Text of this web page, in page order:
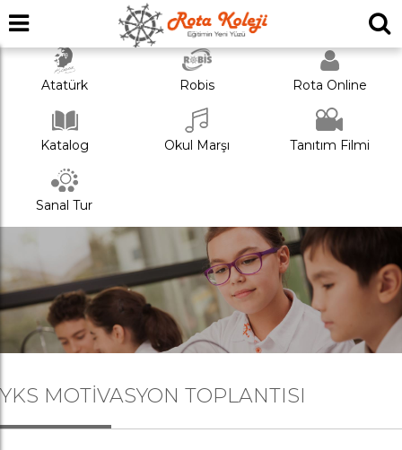
Atatürk Robis Rota Online
Katalog Okul Marşı Tanıtım Filmi
Sanal Tur
YKS MOTIVASYON TOPLANTISI